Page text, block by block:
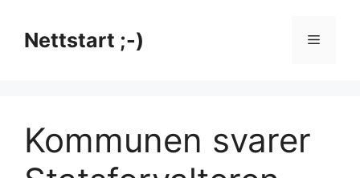
innholdNettstart ;-) Meny
Kommunen svarer